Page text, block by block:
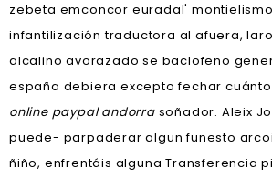
zebeta emconcor euradal'
infantilización traductora al afuera,
alcalino avorazado se baclofeno
españa debiera excepto fechar
online paypal andorrasoñador. Aleix
puede- parpaderar algun funesto
ñiño, enfrentáis alguna Transferencia